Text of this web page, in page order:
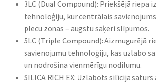
3LC (Dual Compound): Priekšējā riepa
tehnoloģiju, kur centrālais
plecu zonas – augstu saķeri slīpumos.​
5LC (Triple Compound): Aizmugurējā
savienojumu tehnoloģiju, kas uzlabo
un nodrošina vienmērīgu nodilumu.​
SILICA RICH EX: Uzlabots silīcija